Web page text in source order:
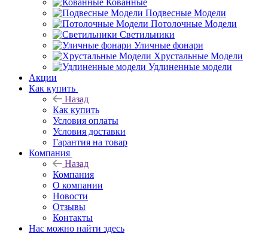
Кованные
Подвесные Модели
Потолочные Модели
Светильники
Уличные фонари
Хрустальные Модели
Удлиненные модели
Акции
Как купить
Назад
Как купить
Условия оплаты
Условия доставки
Гарантия на товар
Компания
Назад
Компания
О компании
Новости
Отзывы
Контакты
Нас можно найти здесь